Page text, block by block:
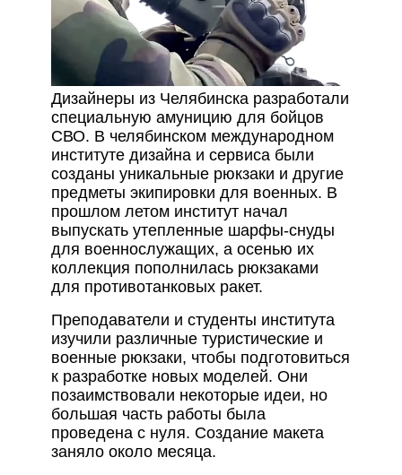
Дизайнеры из Челябинска разработали
специальную амуницию для бойцов
СВО. В челябинском международном
институте дизайна и сервиса были
созданы уникальные рюкзаки и другие
предметы экипировки для военных. В
прошлом летом институт начал
выпускать утепленные шарфы-снуды
для военнослужащих, а осенью их
коллекция пополнилась рюкзаками
для противотанковых ракет.
Преподаватели и студенты института
изучили различные туристические и
военные рюкзаки, чтобы подготовиться
к разработке новых моделей. Они
позаимствовали некоторые идеи, но
большая часть работы была
проведена с нуля. Создание макета
заняло около месяца.